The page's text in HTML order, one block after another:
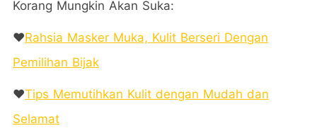
Korang Mungkin Akan Suka:
❤️Rahsia Masker Muka, Kulit Berseri Dengan
Pemilihan Bijak
❤️Tips Memutihkan Kulit dengan Mudah dan
Selamat